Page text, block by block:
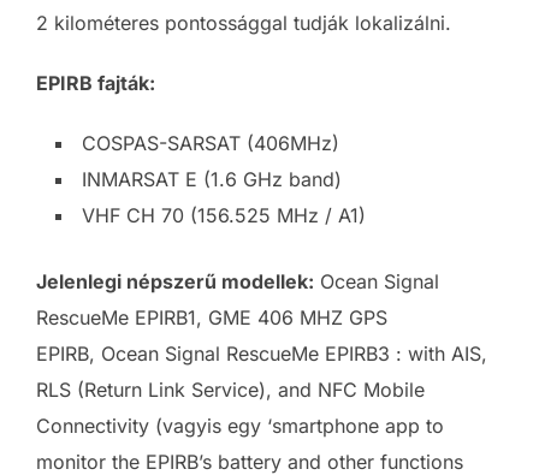
2 kilométeres pontossággal tudják lokalizálni.
EPIRB fajták:
COSPAS-SARSAT (406MHz)
INMARSAT E (1.6 GHz band)
VHF CH 70 (156.525 MHz / A1)
Jelenlegi népszerű modellek: Ocean Signal
RescueMe EPIRB1, GME 406 MHZ GPS
EPIRB, Ocean Signal RescueMe EPIRB3 : with AIS,
RLS (Return Link Service), and NFC Mobile
Connectivity (vagyis egy ‘smartphone app to
monitor the EPIRB’s battery and other functions